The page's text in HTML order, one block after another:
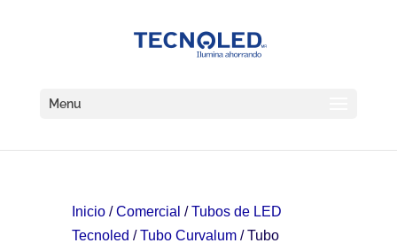
Menu
Inicio/Comercial /Tubos de LED
Tecnoled /Tubo Curvalum/ Tubo